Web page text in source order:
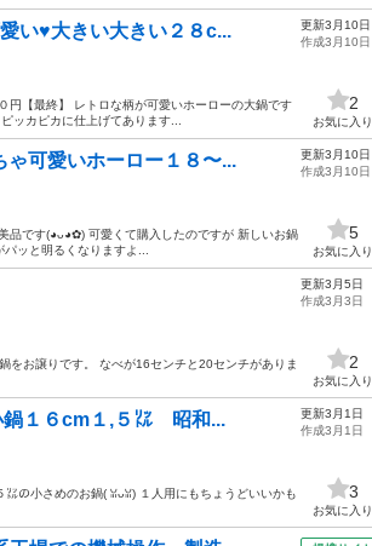
い♥大きい大きい２８c...
【最終】 レトロな柄が可愛いホーローの大鍋です
ッカピカに仕上げてあります...
更新3月10日
作成3月10日
2
お気に入り
可愛いホーロー１８〜...
品です(⁠◕⁠ᴗ⁠◕⁠✿⁠) 可愛くて購入したのですが 新しいお鍋
ッと明るくなりますよ...
更新3月10日
作成3月10日
5
お気に入り
をお譲りです。 なべが16センチと20センチがありま
更新3月5日
作成3月3日
2
お気に入り
鍋１６cm１,５㍑ 昭和...
の小さめのお鍋(⁠ ⁠ꈍ⁠ᴗ⁠ꈍ⁠) １人用にもちょうどいいかも
更新3月1日
作成3月1日
3
お気に入り